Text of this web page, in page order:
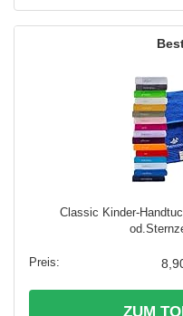
Classic Kinder-
ZUM